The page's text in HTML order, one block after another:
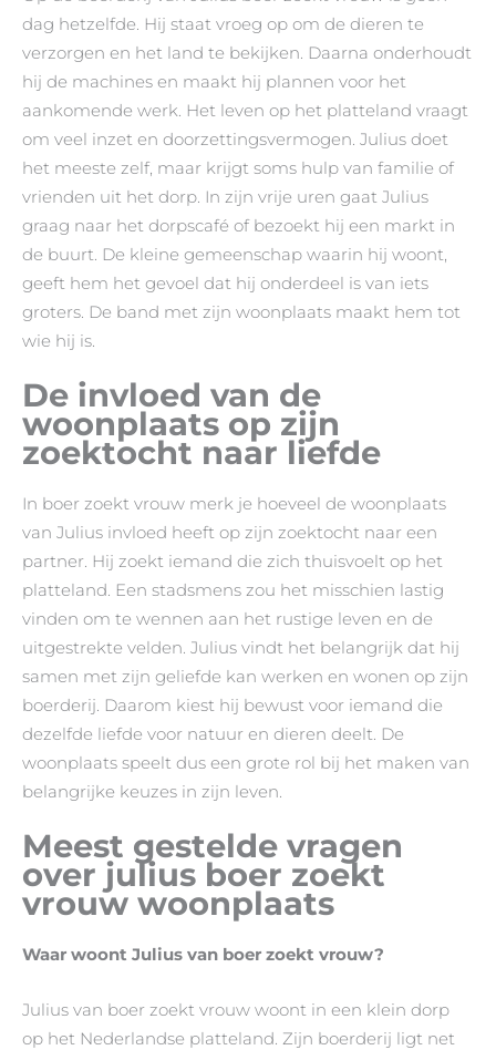
dag hetzelfde. Hij staat vroeg op om de dieren te
verzorgen en het land te bekijken. Daarna onderhoudt
hij de machines en maakt hij plannen voor het
aankomende werk. Het leven op het platteland vraagt
om veel inzet en doorzettingsvermogen. Julius doet
het meeste zelf, maar krijgt soms hulp van familie of
vrienden uit het dorp. In zijn vrije uren gaat Julius
graag naar het dorpscafé of bezoekt hij een markt in
de buurt. De kleine gemeenschap waarin hij woont,
geeft hem het gevoel dat hij onderdeel is van iets
groters. De band met zijn woonplaats maakt hem tot
wie hij is.
De invloed van de
woonplaats op zijn
zoektocht naar liefde
In boer zoekt vrouw merk je hoeveel de woonplaats
van Julius invloed heeft op zijn zoektocht naar een
partner. Hij zoekt iemand die zich thuisvoelt op het
platteland. Een stadsmens zou het misschien lastig
vinden om te wennen aan het rustige leven en de
uitgestrekte velden. Julius vindt het belangrijk dat hij
samen met zijn geliefde kan werken en wonen op zijn
boerderij. Daarom kiest hij bewust voor iemand die
dezelfde liefde voor natuur en dieren deelt. De
woonplaats speelt dus een grote rol bij het maken van
belangrijke keuzes in zijn leven.
Meest gestelde vragen
over julius boer zoekt
vrouw woonplaats
Waar woont Julius van boer zoekt vrouw?
Julius van boer zoekt vrouw woont in een klein dorp
op het Nederlandse platteland. Zijn boerderij ligt net